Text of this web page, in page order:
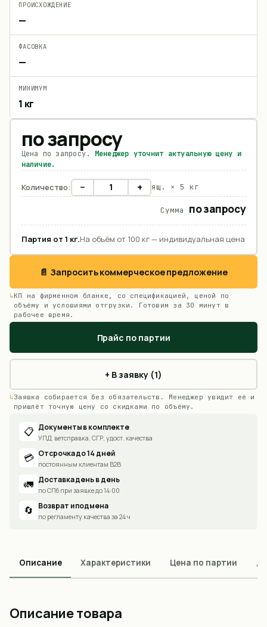
ПРОИСХОЖДЕНИЕ
—
ФАСОВКА
—
МИНИМУМ
1 кг
по запросу
Цена по запросу. Менеджер уточнит актуальную цену и
наличие.
Количество: − + ящ. × 5 кг
Сумма по запросу
Партия от 1 кг.На объём от 100 кг — индивидуальная цена
📄 Запросить коммерческое предложение
КП на фирменном бланке, со спецификацией, ценой по
объёму и условиями отгрузки. Готовим за 30 минут в
рабочее время.
Прайс по партии
+ В заявку (1)
Заявка собирается без обязательств. Менеджер увидит её и
пришлёт точную цену со скидками по объёму.
📋 Документы в комплекте
УПД, ветсправка, СГР, удост. качества
💳 Отсрочка до 14 дней
постоянным клиентам B2B
🚛 Доставка день в день
по СПб при заявке до 14:00
🔄 Возврат и подмена
по регламенту качества за 24 ч
Описание Характеристики Цена по партии
Описание товара